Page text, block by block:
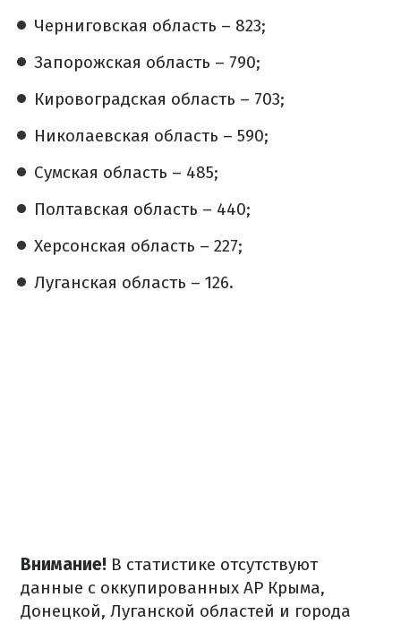
Черниговская область – 823;
Запорожская область – 790;
Кировоградская область – 703;
Николаевская область – 590;
Сумская область – 485;
Полтавская область – 440;
Херсонская область – 227;
Луганская область – 126.
Внимание! В статистике отсутствуют
данные с оккупированных АР Крыма,
Донецкой, Луганской областей и города